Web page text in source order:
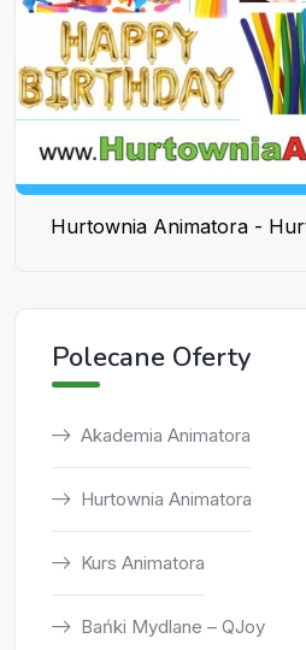
Hurtownia Animatora -
Polecane Oferty
Akademia Animatora
Hurtownia Animatora
Kurs Animatora
Bańki Mydlane – QJoy